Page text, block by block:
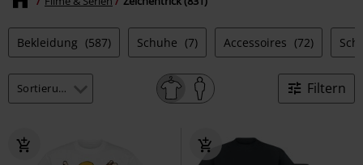
Bekleidung (587) Schuhe (7) Accessoires (72)
Filtern